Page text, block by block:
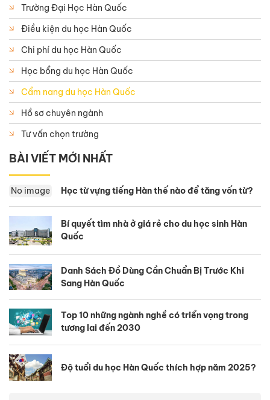
Trường Đại Học Hàn Quốc
Điều kiện du học Hàn Quốc
Chi phí du học Hàn Quốc
Học bổng du học Hàn Quốc
Cẩm nang du học Hàn Quốc
Hồ sơ chuyên ngành
Tư vấn chọn trường
BÀI VIẾT MỚI NHẤT
No image Học từ vựng tiếng Hàn thế nào để tăng vốn từ?
Bí quyết tìm nhà ở giá rẻ cho du học sinh Hàn
Quốc
Danh Sách Đồ Dùng Cần Chuẩn Bị Trước Khi
Sang Hàn Quốc
Top 10 những ngành nghề có triển vọng trong
tương lai đến 2030
Độ tuổi du học Hàn Quốc thích hợp năm 2025?